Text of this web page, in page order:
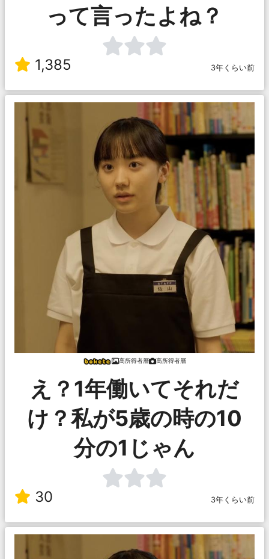
って言ったよね？
1,385 3年くらい前
高所得者層 高所得者層
え？1年働いてそれだ
け？私が5歳の時の10
分の1じゃん
30 3年くらい前